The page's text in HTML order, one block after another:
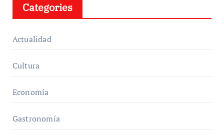
Categories
Actualidad
Cultura
Economía
Gastronomía